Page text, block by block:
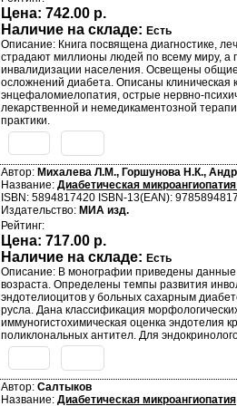
Цена: 742.00 р.
Наличие на складе: Есть
Описание: Книга посвящена диагностике,
страдают миллионы людей по всему миру, а
инвалидизации населения. Освещены
осложнений диабета. Описаны клиническая
энцефаломиелопатия, острые нервно-
лекарственной и немедикаментозной
практики.
Автор: Михалева Л.М., Горшунова Н.К.,
Название: Диабетическая
ISBN: 5894817420 ISBN-13(EAN):
Издательство: МИА изд.
Рейтинг:
Цена: 717.00 р.
Наличие на складе: Есть
Описание: В монографии приведены данные
возраста. Определены темпы развития
эндотелиоцитов у больных сахарным
русла. Дана классификация
иммуногистохимическая оценка эндотелия
поликлональных антител. Для
Автор: Салтыков
Название: Диабетическая микроангиопатия